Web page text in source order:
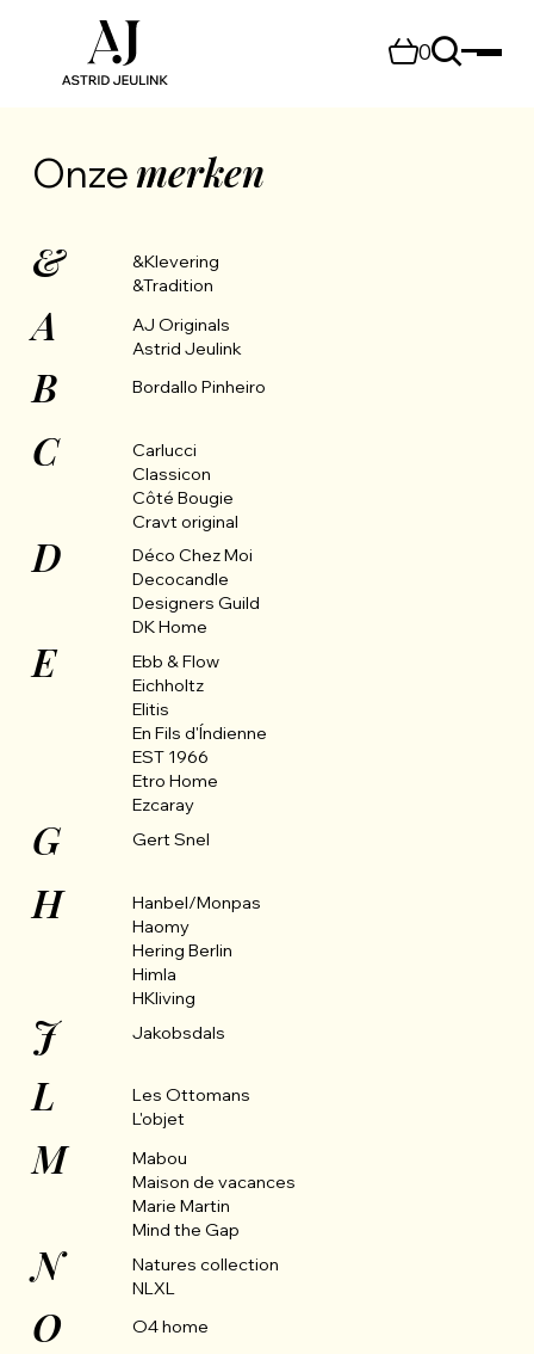
0
Onzemerken
&
&Klevering
&Tradition
A
AJ Originals
Astrid Jeulink
B Bordallo Pinheiro
C
Carlucci
Classicon
Côté Bougie
Cravt original
D
Déco Chez Moi
Decocandle
Designers Guild
DK Home
E
Ebb & Flow
Eichholtz
Elitis
En Fils d'Índienne
EST 1966
Etro Home
Ezcaray
G Gert Snel
H
Hanbel/Monpas
Haomy
Hering Berlin
Himla
HKliving
J Jakobsdals
L
Les Ottomans
L'objet
M
Mabou
Maison de vacances
Marie Martin
Mind the Gap
N
Natures collection
NLXL
O O4 home